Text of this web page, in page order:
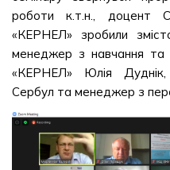
роботи к.т.н., доцент
«КЕРНЕЛ» зробили
менеджер з навчання та
«КЕРНЕЛ» Юлія Дуднік,
Сербул та менеджер з